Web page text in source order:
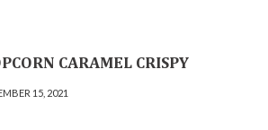
CARAMEL CRISPY
15, 2021